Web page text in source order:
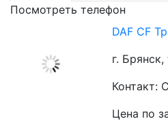
Посмотреть телефон
DAF CF
г.
Контакт:
Цена по